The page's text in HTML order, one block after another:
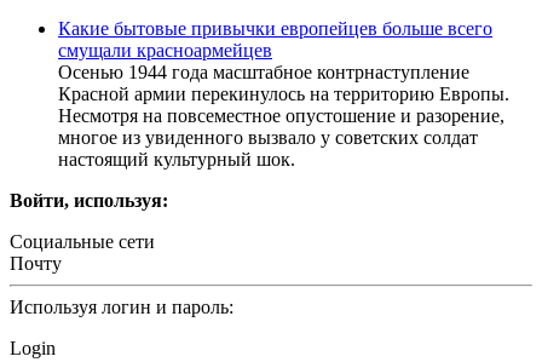
Какие бытовые привычки европейцев больше всего
смущали красноармейцев
Осенью 1944 года масштабное контрнаступление
Красной армии перекинулось на территорию Европы.
Несмотря на повсеместное опустошение и разорение,
многое из увиденного вызвало у советских солдат
настоящий культурный шок.
Войти, используя:
Социальные сети
Почту
Используя логин и пароль:
Login